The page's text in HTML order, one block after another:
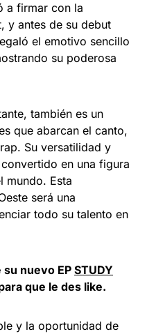
a firmar con la
y antes de su debut
el emotivo sencillo
su poderosa
también es un
que abarcan el canto,
Su versatilidad y
en una figura
mundo. Esta
será una
todo su talento en
su nuevo EP STUDY
que le des like.
y la oportunidad de